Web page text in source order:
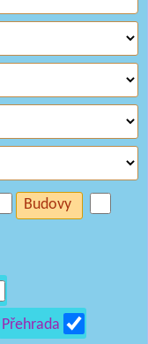
Budovy
Přehrada